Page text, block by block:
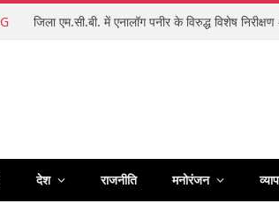
देश राजनीति मनोरंजन